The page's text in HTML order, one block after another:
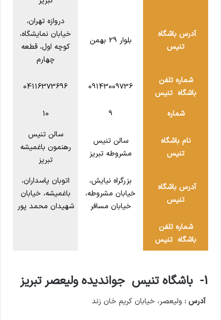
آدرس باشگاه
تنیس
بلوار 29 بهمن
دروازه تهران،
خیابان نمایشگاه،
کوچه اول، قطعه
چهارم
شماره تلفن
باشگاه تنیس
09143009736
04116373696
شماره 9
10
نام باشگاه
تنیس
سالن تنیس
مشروطه تبریز
سالن تنیس
رهنمون باغمیشه
تبریز
آدرس باشگاه
تنیس
بزرگراه نیایش،
خیابان مشروطه،
خیابان مسافر
اتوبان پاسداران،
باغمیشه، خیابان
شهیدان محمد پور
شماره تلفن
باشگاه تنیس
1- باشگاه تنیس جواندیده ولیعصر تبریز
آدرس : ولیعصر، خیابان کریم خان زند